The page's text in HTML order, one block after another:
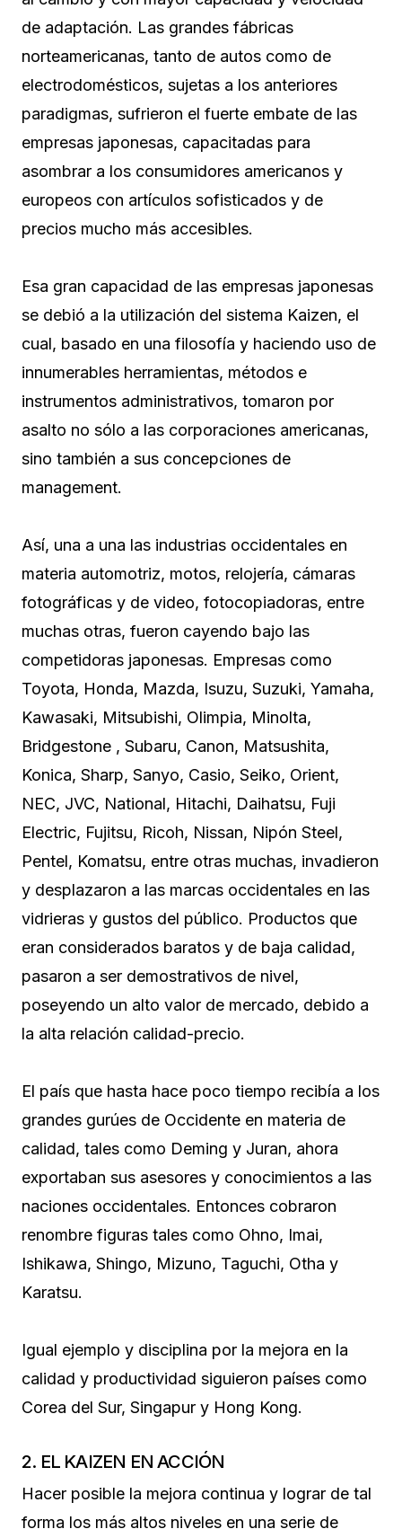
de adaptación. Las grandes fábricas
norteamericanas, tanto de autos como de
electrodomésticos, sujetas a los anteriores
paradigmas, sufrieron el fuerte embate de las
empresas japonesas, capacitadas para
asombrar a los consumidores americanos y
europeos con artículos sofisticados y de
precios mucho más accesibles.
Esa gran capacidad de las empresas japonesas
se debió a la utilización del sistema Kaizen, el
cual, basado en una filosofía y haciendo uso de
innumerables herramientas, métodos e
instrumentos administrativos, tomaron por
asalto no sólo a las corporaciones americanas,
sino también a sus concepciones de
management.
Así, una a una las industrias occidentales en
materia automotriz, motos, relojería, cámaras
fotográficas y de video, fotocopiadoras, entre
muchas otras, fueron cayendo bajo las
competidoras japonesas. Empresas como
Toyota, Honda, Mazda, Isuzu, Suzuki, Yamaha,
Kawasaki, Mitsubishi, Olimpia, Minolta,
Bridgestone , Subaru, Canon, Matsushita,
Konica, Sharp, Sanyo, Casio, Seiko, Orient,
NEC, JVC, National, Hitachi, Daihatsu, Fuji
Electric, Fujitsu, Ricoh, Nissan, Nipón Steel,
Pentel, Komatsu, entre otras muchas, invadieron
y desplazaron a las marcas occidentales en las
vidrieras y gustos del público. Productos que
eran considerados baratos y de baja calidad,
pasaron a ser demostrativos de nivel,
poseyendo un alto valor de mercado, debido a
la alta relación calidad-precio.
El país que hasta hace poco tiempo recibía a los
grandes gurúes de Occidente en materia de
calidad, tales como Deming y Juran, ahora
exportaban sus asesores y conocimientos a las
naciones occidentales. Entonces cobraron
renombre figuras tales como Ohno, Imai,
Ishikawa, Shingo, Mizuno, Taguchi, Otha y
Karatsu.
Igual ejemplo y disciplina por la mejora en la
calidad y productividad siguieron países como
Corea del Sur, Singapur y Hong Kong.
2. EL KAIZEN EN ACCIÓN
Hacer posible la mejora continua y lograr de tal
forma los más altos niveles en una serie de